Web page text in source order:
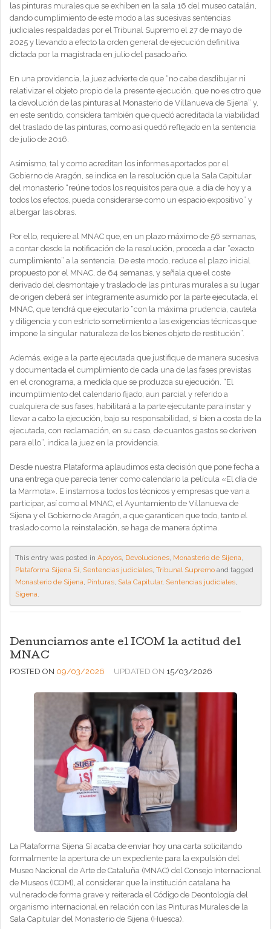
las pinturas murales que se exhiben en la sala 16 del museo catalán,
dando cumplimiento de este modo a las sucesivas sentencias
judiciales respaldadas por el Tribunal Supremo el 27 de mayo de
2025 y llevando a efecto la orden general de ejecución definitiva
dictada por la magistrada en julio del pasado año.
En una providencia, la juez advierte de que “no cabe desdibujar ni
relativizar el objeto propio de la presente ejecución, que no es otro que
la devolución de las pinturas al Monasterio de Villanueva de Sijena” y,
en este sentido, considera también que quedó acreditada la viabilidad
del traslado de las pinturas, como así quedó reflejado en la sentencia
de julio de 2016.
Asimismo, tal y como acreditan los informes aportados por el
Gobierno de Aragón, se indica en la resolución que la Sala Capitular
del monasterio “reúne todos los requisitos para que, a día de hoy y a
todos los efectos, pueda considerarse como un espacio expositivo” y
albergar las obras.
Por ello, requiere al MNAC que, en un plazo máximo de 56 semanas,
a contar desde la notificación de la resolución, proceda a dar “exacto
cumplimiento” a la sentencia. De este modo, reduce el plazo inicial
propuesto por el MNAC, de 64 semanas, y señala que el coste
derivado del desmontaje y traslado de las pinturas murales a su lugar
de origen deberá ser íntegramente asumido por la parte ejecutada, el
MNAC, que tendrá que ejecutarlo “con la máxima prudencia, cautela
y diligencia y con estricto sometimiento a las exigencias técnicas que
impone la singular naturaleza de los bienes objeto de restitución”.
Además, exige a la parte ejecutada que justifique de manera sucesiva
y documentada el cumplimiento de cada una de las fases previstas
en el cronograma, a medida que se produzca su ejecución. “El
incumplimiento del calendario fijado, aun parcial y referido a
cualquiera de sus fases, habilitará a la parte ejecutante para instar y
llevar a cabo la ejecución, bajo su responsabilidad, si bien a costa de la
ejecutada, con reclamación, en su caso, de cuantos gastos se deriven
para ello”, indica la juez en la providencia.
Desde nuestra Plataforma aplaudimos esta decisión que pone fecha a
una entrega que parecía tener como calendario la película «El día de
la Marmota». E instamos a todos los técnicos y empresas que van a
participar, así como al MNAC, el Ayuntamiento de Villanueva de
Sijena y el Gobierno de Aragón, a que garanticen que todo, tanto el
traslado como la reinstalación, se haga de manera óptima.
This entry was posted in Apoyos Devoluciones Monasterio de Sijena
Plataforma Sijena Sí Sentencias judiciales Tribunal Supremo and tagged
Monasterio de Sijena Pinturas Sala Capitular, Sentencias judiciales
Sigena
Denunciamos ante el ICOM la actitud del
MNAC
POSTED ON 09/03/2026 UPDATED ON 15/03/2026
La Plataforma Sijena Sí acaba de enviar hoy una carta solicitando
formalmente la apertura de un expediente para la expulsión del
Museo Nacional de Arte de Cataluña (MNAC) del Consejo Internacional
de Museos (ICOM), al considerar que la institución catalana ha
vulnerado de forma grave y reiterada el Código de Deontología del
organismo internacional en relación con las Pinturas Murales de la
Sala Capitular del Monasterio de Sijena (Huesca).